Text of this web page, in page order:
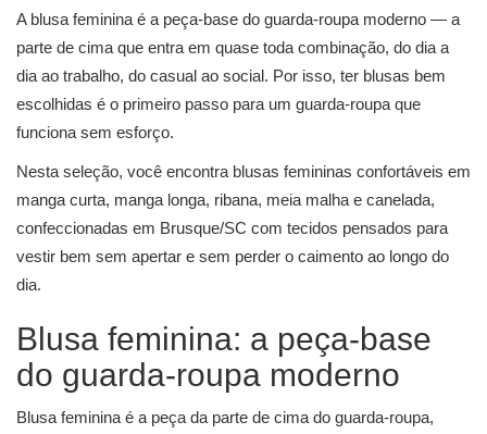
A blusa feminina é a peça-base do guarda-roupa moderno — a
parte de cima que entra em quase toda combinação, do dia a
dia ao trabalho, do casual ao social. Por isso, ter blusas bem
escolhidas é o primeiro passo para um guarda-roupa que
funciona sem esforço.
Nesta seleção, você encontra blusas femininas confortáveis em
manga curta, manga longa, ribana, meia malha e canelada,
confeccionadas em Brusque/SC com tecidos pensados para
vestir bem sem apertar e sem perder o caimento ao longo do
dia.
Blusa feminina: a peça-base
do guarda-roupa moderno
Blusa feminina é a peça da parte de cima do guarda-roupa,